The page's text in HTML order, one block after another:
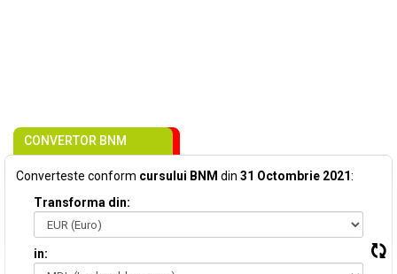
CONVERTOR BNM
Converteste conform cursului BNM din 31 Octombrie 2021:
Transforma din:
in: